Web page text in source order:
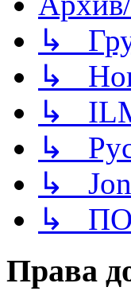
↳
↳
↳
↳
↳
↳
Права